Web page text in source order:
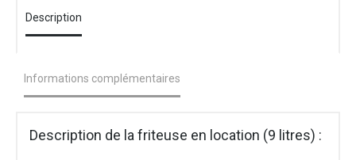
Description
Informations complémentaires
Description de la friteuse en location (9 litres) :